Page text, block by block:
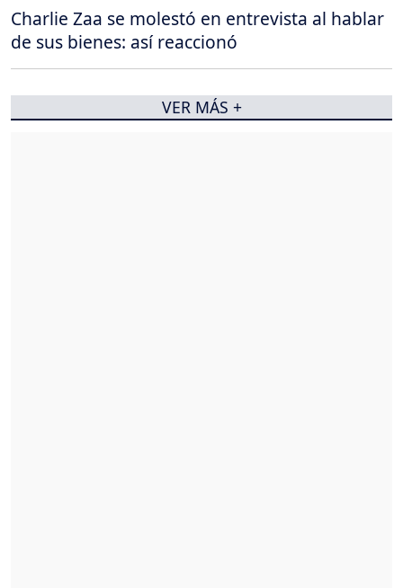
Charlie Zaa se molestó en entrevista al hablar
de sus bienes: así reaccionó
VER MÁS +